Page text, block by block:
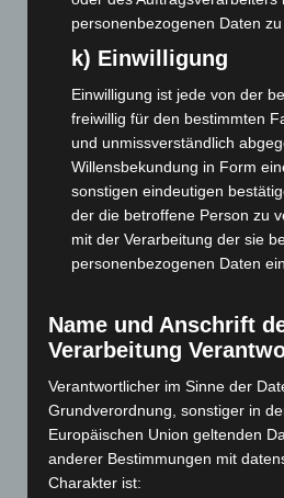
April 2026(99)
März 2026(115)
Januar 2026(122)
Dezember 2025(103)
November 2025 (114)
Oktober 2025(112)
September 2025(93)
Juli 2025
Juni 2025(103)
Mai 2025
(112)
April 2025(88)
März 2025(111)
Februar 2025(96)
personenbezogenen Daten zu
k) Einwilligung
Einwilligung ist jede von der
freiwillig für den bestimmten
und unmissverständlich
Willensbekundung in Form
sonstigen eindeutigen
der die betroffene Person zu
mit der Verarbeitung der sie
personenbezogenen Daten
Name und Anschrift
Verarbeitung
Verantwortlicher im Sinne der
Grundverordnung, sonstiger in
Europäischen Union geltenden
anderer Bestimmungen mit
Charakter ist: